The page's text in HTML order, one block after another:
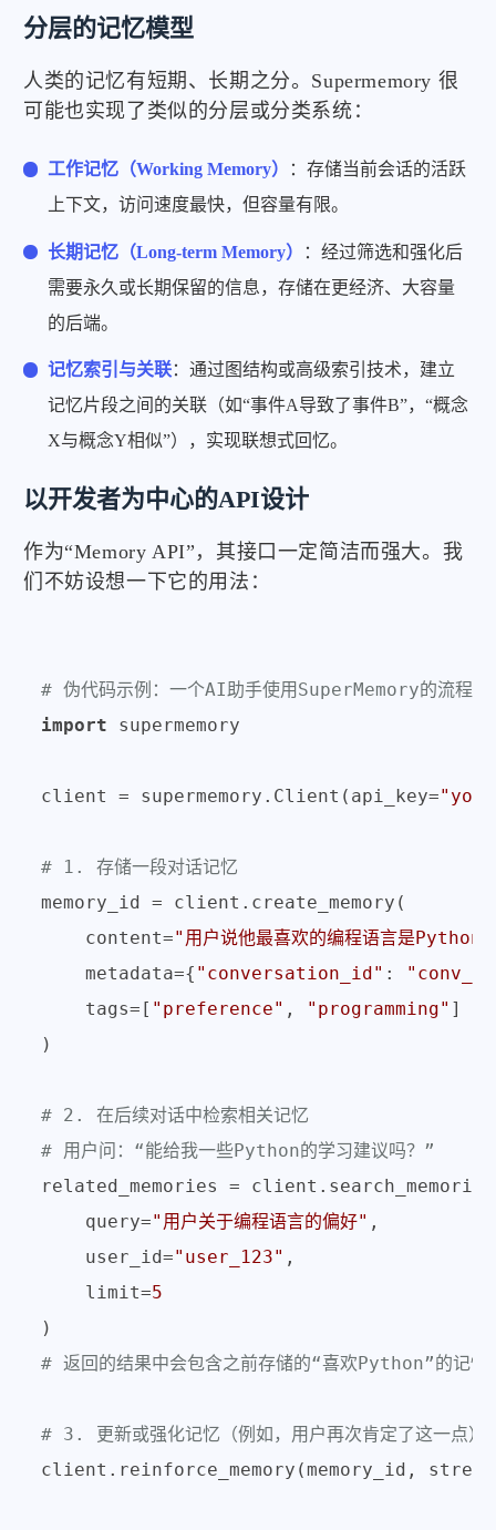
分层的记忆模型
人类的记忆有短期、长期之分。Supermemory 很
可能也实现了类似的分层或分类系统：
工作记忆（Working Memory）
：存储当前会话的活跃
上下文，访问速度最快，但容量有限。
长期记忆（Long-term Memory）
：经过筛选和强化后
需要永久或长期保留的信息，存储在更经济、大容量
的后端。
记忆索引与关联：通过图结构或高级索引技术，建立
记忆片段之间的关联（如“事件A导致了事件B”，“概念
X与概念Y相似”），实现联想式回忆。
以开发者为中心的API设计
作为“Memory API”，其接口一定简洁而强大。我
们不妨设想一下它的用法：
# 伪代码示例：一个AI助手使用SuperMemory的流程
import supermemory
client = supermemory.Client(api_key=
# 1. 存储一段对话记忆
memory_id = client.create_memory(
    content=
"用户说他最喜欢的编程语言是Python
    metadata={
"conversation_id" :
    tags=[
"preference" , "programming" ]
)
# 2. 在后续对话中检索相关记忆
# 用户问：“能给我一些Python的学习建议吗？”
related_memories =
    query=
"用户关于编程语言的偏好" ,
    user_id=
"user_123" ,
    limit=
5
# 返回的结果中会包含之前存储的“喜欢Python”的记忆
# 3. 更新或强化记忆（例如，用户再次肯定了这一点）
client.reinforce_memory(memory_id,